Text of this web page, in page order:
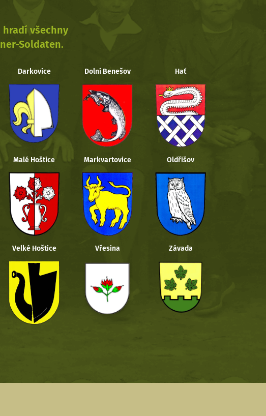
hradí všechny
Soldaten.
Darkovice Dolní Benešov Hať
Malé Hoštice Markvartovice Oldřišov
Velké Hoštice Vřesina Závada